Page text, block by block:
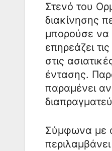
Στενό του
διακίνησης
μπορούσε να
επηρεάζει
στις
έντασης.
παραμένει
Σύμφωνα με